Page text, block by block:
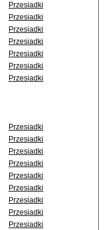
Przesiadki
Przesiadki
Przesiadki
Przesiadki
Przesiadki
Przesiadki
Przesiadki
Przesiadki
Przesiadki
Przesiadki
Przesiadki
Przesiadki
Przesiadki
Przesiadki
Przesiadki
Przesiadki